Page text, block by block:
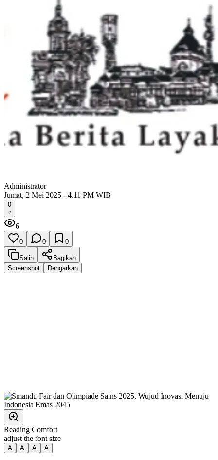
Administrator
Jumat, 2 Mei 2025 - 4.11 PM WIB
0
6
0 0 0
Salin
Bagikan
Screenshot
Dengarkan
Reading Comfort
adjust the font size
A A A A